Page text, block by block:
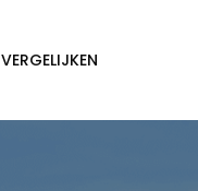
VERGELIJKEN